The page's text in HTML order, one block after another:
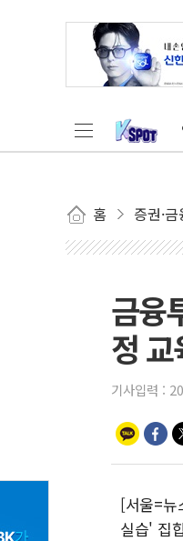
홈 증권·금
금융
정
기사입력 :
[서울=뉴
실습' 집